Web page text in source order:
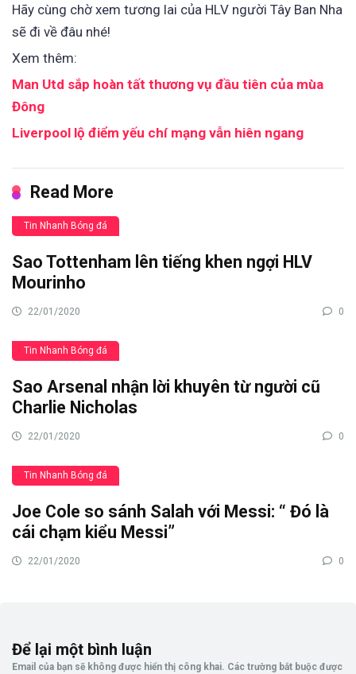
Hãy cùng chờ xem tương lai của HLV người Tây Ban Nha
sẽ đi về đâu nhé!
Xem thêm:
Man Utd sắp hoàn tất thương vụ đầu tiên của mùa
Đông
Liverpool lộ điểm yếu chí mạng vẫn hiên ngang
Read More
Tin Nhanh Bóng đá
Sao Tottenham lên tiếng khen ngợi HLV
Mourinho
22/01/2020 0
Tin Nhanh Bóng đá
Sao Arsenal nhận lời khuyên từ người cũ
Charlie Nicholas
22/01/2020 0
Tin Nhanh Bóng đá
Joe Cole so sánh Salah với Messi: “ Đó là
cái chạm kiểu Messi”
22/01/2020 0
Để lại một bình luận
Email của bạn sẽ không được hiển thị công khai. Các trường bắt buộc được